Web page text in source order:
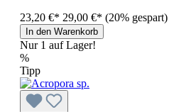
23,20 €* 29,00 €* (20% gespart)
In den Warenkorb
Nur 1 auf Lager!
%
Tipp